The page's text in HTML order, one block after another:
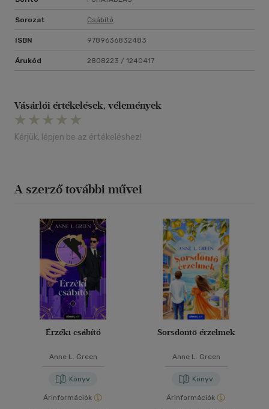
Sorozat Csábító
ISBN 9789636832483
Árukód 2808223 / 1240417
Vásárlói értékelések, vélemények
Kérjük, lépjen be az értékeléshez!
A szerző további művei
Érzéki csábító
Anne L. Green
Könyv
Árinformációk
Sorsdöntő érzelmek
Anne L. Green
Könyv
Árinformációk